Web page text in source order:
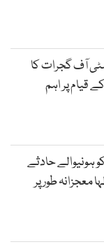
آف گجرات کا
قیام پر اہم
ہونیوالے حادثے
معجزانہ طور پر